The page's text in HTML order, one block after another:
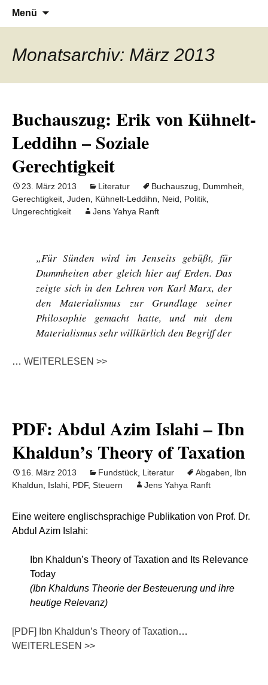
Al-Adala.de
Denn die Gerechtigkeit ist die Grundlage
von allem
Menü
Monatsarchiv: März 2013
Buchauszug: Erik von Kühnelt-
Leddihn – Soziale
Gerechtigkeit
23. März 2013 Literatur Buchauszug Dummheit
Gerechtigkeit Juden Kühnelt-Leddihn Neid Politik
Ungerechtigkeit
Jens Yahya Ranft
„Für Sünden wird im Jenseits gebüßt, für
Dummheiten aber gleich hier auf Erden. Das
zeigte sich in den Lehren von Karl Marx, der
den Materialismus zur Grundlage seiner
Philosophie gemacht hatte, und mit dem
Materialismus sehr willkürlich den Begriff der
… WEITERLESEN >>
PDF: Abdul Azim Islahi – Ibn
Khaldun’s Theory of Taxation
16. März 2013 Fundstück Literatur Abgaben
Ibn
Khaldun
Islahi PDF, Steuern Jens Yahya Ranft
Eine weitere englischsprachige Publikation von Prof. Dr.
Abdul Azim Islahi:
Ibn Khaldun’s Theory of Taxation and Its Relevance
Today
(Ibn Khalduns Theorie der Besteuerung und ihre
heutige Relevanz)
[PDF] Ibn Khaldun’s Theory of Taxation…
WEITERLESEN >>